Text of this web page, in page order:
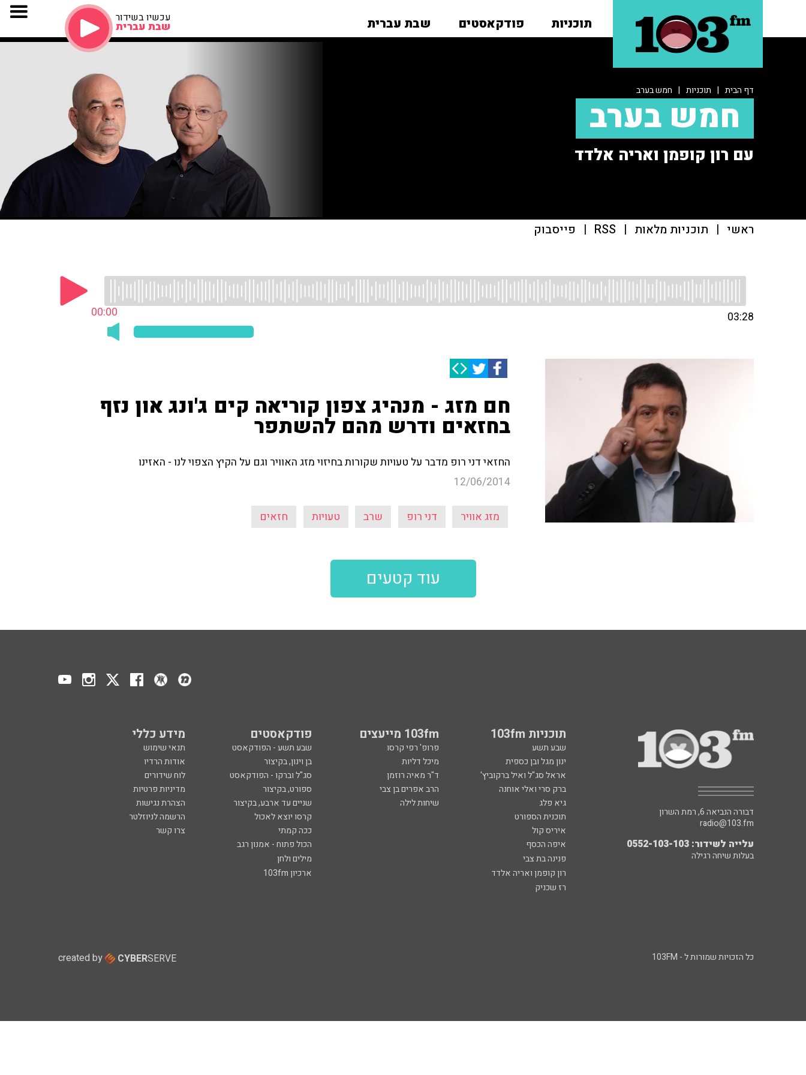
תוכניות פודקאסטים שבת עברית עכשיו בשידור
שבת עברית
דף הבית | תוכניות | חמש בערב
חמש בערב
עם רון קופמן ואריה אלדד
ראשי | תוכניות מלאות |
RSS
| פייסבוק
00:00 03:28
חם מזג - מנהיג צפון קוריאה קים ג'ונג און נזף
בחזאים ודרש מהם להשתפר
החזאי דני רופ מדבר על טעויות שקורות בחיזוי מזג האוויר וגם על הקיץ הצפוי לנו - האזינו
12/06/2014
מזג אוויר דני רופ שרב טעויות חזאים
עוד קטעים
תוכניות 103fm 103fm מייעצים פודקאסטים מידע כללי
שבע תשע פרופ' רפי קרסו שבע תשע - הפודקאסט
תנאי שימוש
ינון מגל ובן כספית
מיכל דליות בן וינון, בקיצור
אודות הרדיו
אראל סג"ל ואיל ברקוביץ'
ד"ר מאיה רוזמן סג"ל וברקו - הפודקאסט
לוח שידורים
ברק סרי ואלי אוחנה
הרב אפרים בן צבי ספורט, בקיצור
מדיניות פרטיות
גיא פלג
שיחות לילה שניים עד ארבע, בקיצור
הצהרת נגישות
תוכנית הספורט
קרסו יוצא לאכול
הרשמה לניוזלטר
איריס קול
ככה קמתי
צרו קשר
איפה הכסף
הכול פתוח - אמנון רגב
פנינה בת צבי
מילים ולחן
רון קופמן ואריה אלדד
ארכיון 103fm
רז שכניק
דבורה הנביאה 6, רמת השרון
radio@103.fm
עלייה לשידור: 0552-103-103
בעלות שיחה רגילה
כל הזכויות שמורות ל - 103FM created by CYBERSERVE